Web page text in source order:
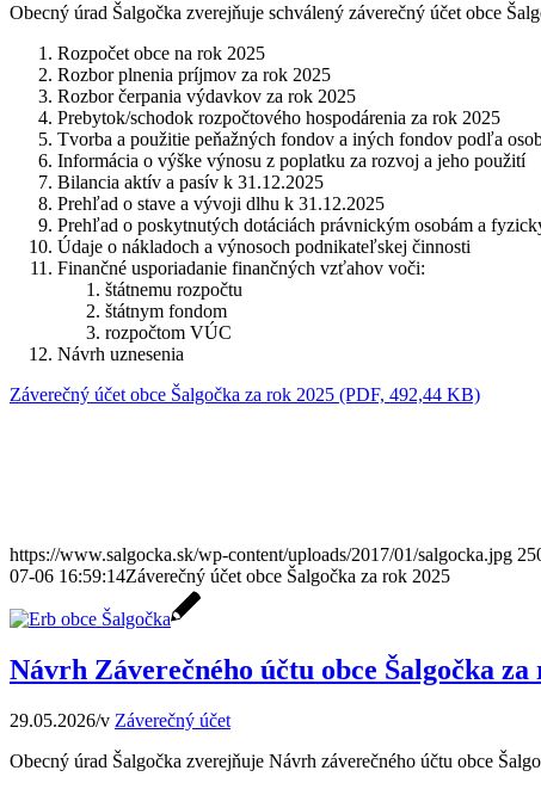
Obecný úrad Šalgočka zverejňuje schválený záverečný účet obce
Rozpočet obce na rok 2025
Rozbor plnenia príjmov za rok 2025
Rozbor čerpania výdavkov za rok 2025
Prebytok/schodok rozpočtového hospodárenia za rok 2025
Tvorba a použitie peňažných fondov a iných fondov podľa
Informácia o výške výnosu z poplatku za rozvoj a jeho použití
Bilancia aktív a pasív k 31.12.2025
Prehľad o stave a vývoji dlhu k 31.12.2025
Prehľad o poskytnutých dotáciách právnickým osobám a
Údaje o nákladoch a výnosoch podnikateľskej činnosti
Finančné usporiadanie finančných vzťahov voči:
štátnemu rozpočtu
štátnym fondom
rozpočtom VÚC
Návrh uznesenia
Záverečný účet obce Šalgočka za rok 2025 (PDF, 492,44 KB)
https://www.salgocka.sk/wp-content/uploads/2017/01/salgocka.jpg
07-06 16:59:14Záverečný účet obce Šalgočka za rok 2025
Návrh Záverečného účtu obce Šalgočka za
29.05.2026/v Záverečný účet
Obecný úrad Šalgočka zverejňuje Návrh záverečného účtu obce